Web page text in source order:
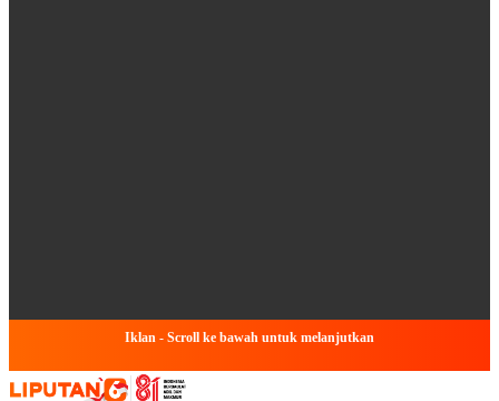
Iklan - Scroll ke bawah untuk melanjutkan